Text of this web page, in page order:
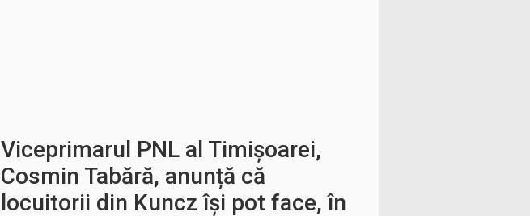
Viceprimarul PNL al Timișoarei,
Cosmin Tabără, anunță că
locuitorii din Kuncz își pot face, în